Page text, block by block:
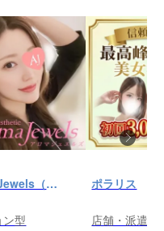
Aroma Jewels（アロマ ジュエルズ）秋葉原ルーム
型
ポラリス
店舗・派遣